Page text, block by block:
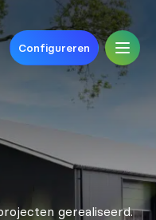
Configureren
gerealiseerd.